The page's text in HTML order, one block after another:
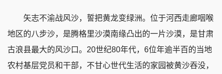
矢志不渝战风沙，誓把黄龙变绿洲。位于河西走廊咽喉
地区的八步沙，是腾格里沙漠南缘凸出的一片沙漠，是甘肃
古浪县最大的风沙口。 20世纪80年代，6位年逾半百的当地
农村基层党员和干部，不甘心世代生活的家园被黄沙吞没，